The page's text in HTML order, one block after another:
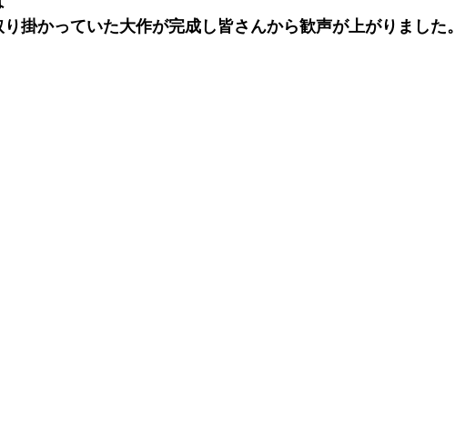
掛かっていた大作が完成し皆さんから歓声が上がりました。